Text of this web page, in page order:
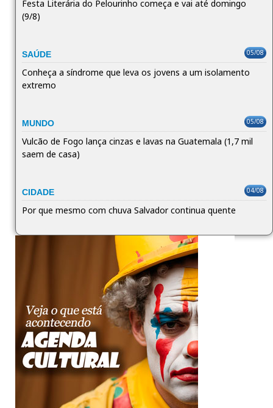
Festa Literária do Pelourinho começa e vai até domingo
(9/8)
SAÚDE 05/08
Conheça a síndrome que leva os jovens a um isolamento
extremo
MUNDO 05/08
Vulcão de Fogo lança cinzas e lavas na Guatemala (1,7 mil
saem de casa)
CIDADE 04/08
Por que mesmo com chuva Salvador continua quente